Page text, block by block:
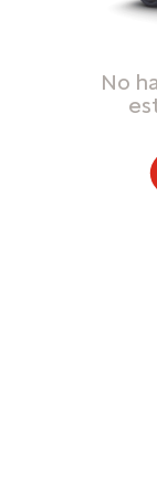
No